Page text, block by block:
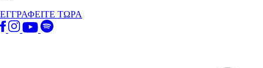
ΕΓΓΡΑΦΕΙΤΕ ΤΩΡΑ